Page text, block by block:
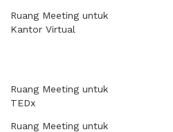
Ruang Meeting untuk
Kantor Virtual
Ruang Meeting untuk
TEDx
Ruang Meeting untuk